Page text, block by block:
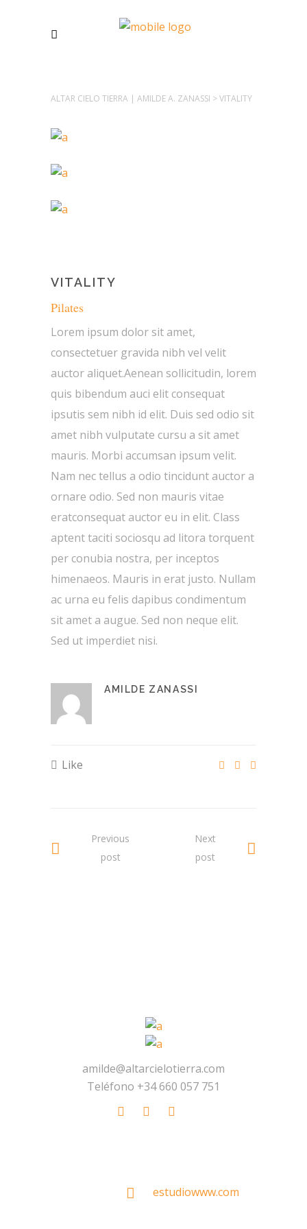
ALTAR CIELO TIERRA | AMILDE A. ZANASSI >VITALITY
VITALITY
Pilates
Lorem ipsum dolor sit amet,
consectetuer gravida nibh vel velit
auctor aliquet.Aenean sollicitudin, lorem
quis bibendum auci elit consequat
ipsutis sem nibh id elit. Duis sed odio sit
amet nibh vulputate cursu a sit amet
mauris. Morbi accumsan ipsum velit.
Nam nec tellus a odio tincidunt auctor a
ornare odio. Sed non mauris vitae
eratconsequat auctor eu in elit. Class
aptent taciti sociosqu ad litora torquent
per conubia nostra, per inceptos
himenaeos. Mauris in erat justo. Nullam
ac urna eu felis dapibus condimentum
sit amet a augue. Sed non neque elit.
Sed ut imperdiet nisi.
AMILDE ZANASSI
Like
Previous
post
Next
post
amilde@altarcielotierra.com
Teléfono +34 660 057 751
estudiowww.com